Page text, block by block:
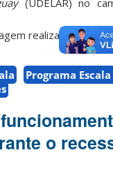
realizada pela
Programa
o